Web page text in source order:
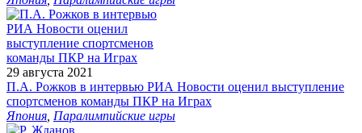
29 августа 2021
П.А. Рожков в интервью РИА Новости оценил выступление
спортсменов команды ПКР на Играх
Япония Паралимпийские игры